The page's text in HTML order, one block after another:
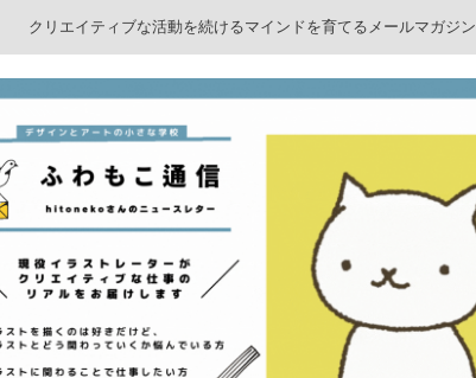
クリエイティブな活動を続けるマインドを育てるメールマガジン